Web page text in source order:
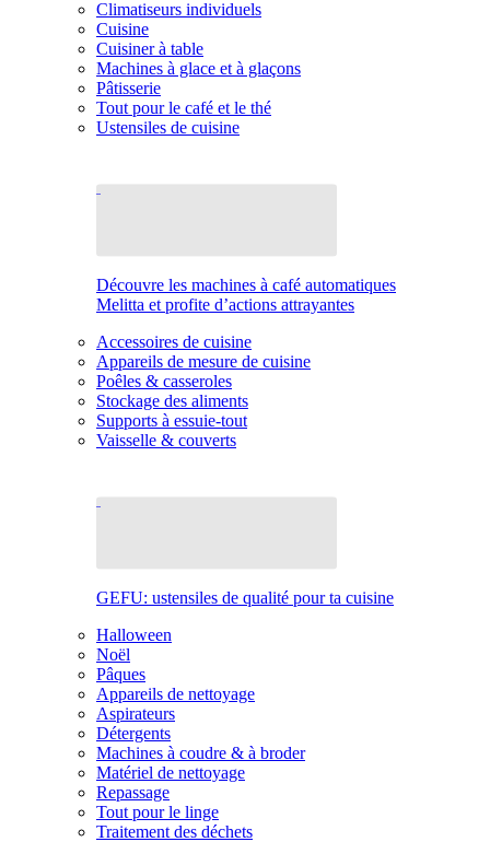
Climatiseurs individuels
Cuisine
Cuisiner à table
Machines à glace et à glaçons
Pâtisserie
Tout pour le café et le thé
Ustensiles de cuisine
Découvre les machines à café automatiques
Melitta et profite d’actions attrayantes
Accessoires de cuisine
Appareils de mesure de cuisine
Poêles & casseroles
Stockage des aliments
Supports à essuie-tout
Vaisselle & couverts
GEFU: ustensiles de qualité pour ta cuisine
Halloween
Noël
Pâques
Appareils de nettoyage
Aspirateurs
Détergents
Machines à coudre & à broder
Matériel de nettoyage
Repassage
Tout pour le linge
Traitement des déchets